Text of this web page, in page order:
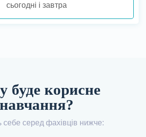
сьогодні і завтра
буде корисне
навчання?
себе серед фахівців нижче: